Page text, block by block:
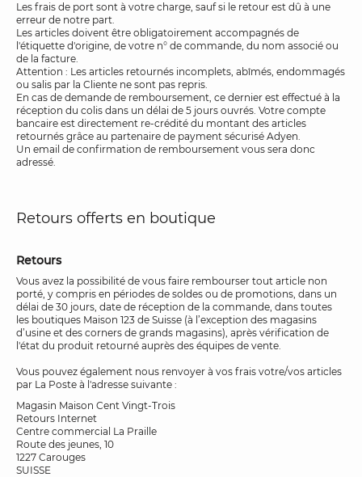
Les frais de port sont à votre charge, sauf si le retour est dû à une
erreur de notre part.
Les articles doivent être obligatoirement accompagnés de
l'étiquette d'origine, de votre n° de commande, du nom associé ou
de la facture.
Attention : Les articles retournés incomplets, abîmés, endommagés
ou salis par la Cliente ne sont pas repris.
En cas de demande de remboursement, ce dernier est effectué à la
réception du colis dans un délai de 5 jours ouvrés. Votre compte
bancaire est directement re-crédité du montant des articles
retournés grâce au partenaire de payment sécurisé Adyen.
Un email de confirmation de remboursement vous sera donc
adressé.
Retours offerts en boutique
Retours
Vous avez la possibilité de vous faire rembourser tout article non
porté, y compris en périodes de soldes ou de promotions, dans un
délai de 30 jours, date de réception de la commande, dans toutes
les boutiques Maison 123 de Suisse (à l’exception des magasins
d’usine et des corners de grands magasins), après vérification de
l'état du produit retourné auprès des équipes de vente.
Vous pouvez également nous renvoyer à vos frais votre/vos articles
par La Poste à l'adresse suivante :
Magasin Maison Cent Vingt-Trois
Retours Internet
Centre commercial La Praille
Route des jeunes, 10
1227 Carouges
SUISSE